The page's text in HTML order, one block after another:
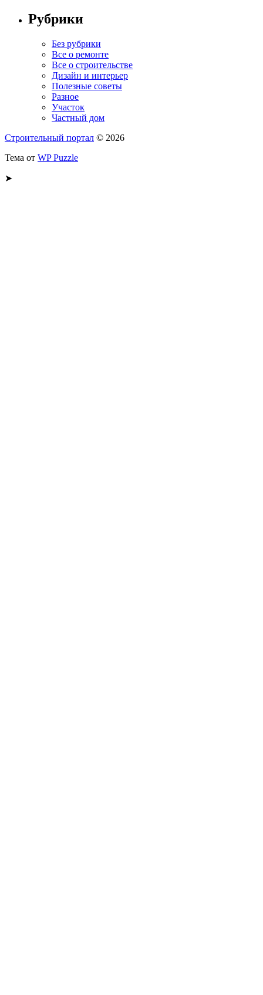
Рубрики
Без рубрики
Все о ремонте
Все о строительстве
Дизайн и интерьер
Полезные советы
Разное
Участок
Частный дом
Строительный портал © 2026
Тема от WP Puzzle
➤